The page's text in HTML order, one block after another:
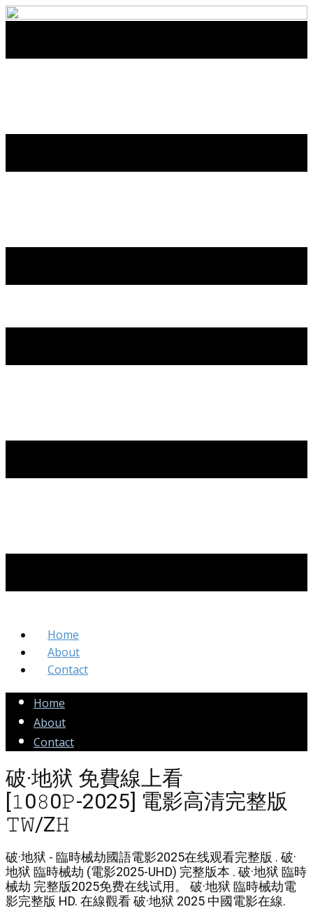
Home
About
Contact
Home
About
Contact
破·地狱 免費線上看
[𝟷0𝟾0𝙿-2025] 電影高清完整版
𝚃𝚆/Z𝙷
破·地狱 - 臨時械劫國語電影2025在线观看完整版 . 破·
地狱 臨時械劫 (電影2025-UHD) 完整版本 . 破·地狱 臨時
械劫 完整版2025免费在线试用。 破·地狱 臨時械劫電
影完整版 HD. 在線觀看 破·地狱 2025 中國電影在線.